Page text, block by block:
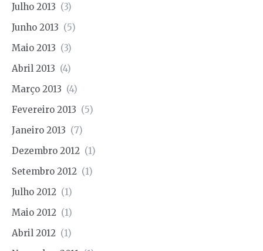
Julho 2013 (3)
Junho 2013 (5)
Maio 2013 (3)
Abril 2013 (4)
Março 2013 (4)
Fevereiro 2013 (5)
Janeiro 2013 (7)
Dezembro 2012 (1)
Setembro 2012 (1)
Julho 2012 (1)
Maio 2012 (1)
Abril 2012 (1)